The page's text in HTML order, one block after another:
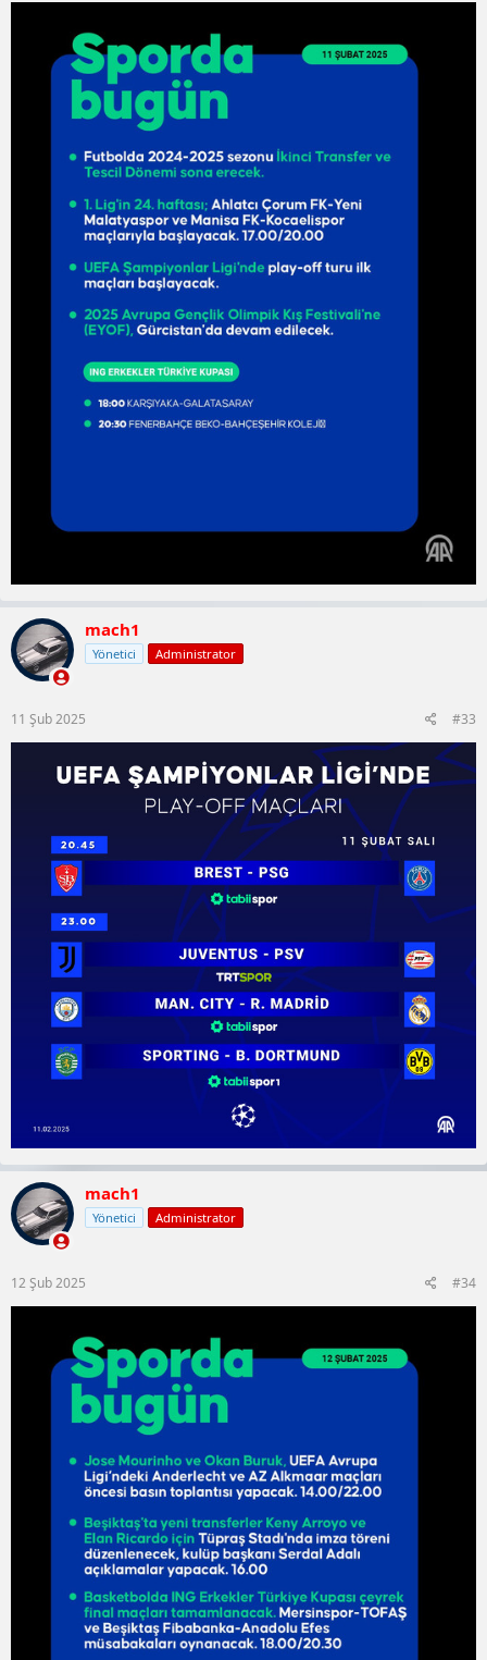
mach1
Yönetici Administrator
11 Şub 2025 #33
mach1
Yönetici Administrator
12 Şub 2025 #34